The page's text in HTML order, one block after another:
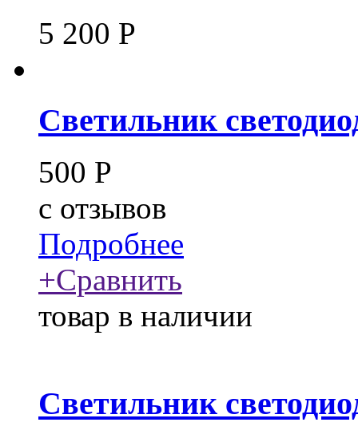
5 200 Р
Светильник
500 Р
c отзывов
Подробнее
+Сравнить
товар в наличии
Светильник